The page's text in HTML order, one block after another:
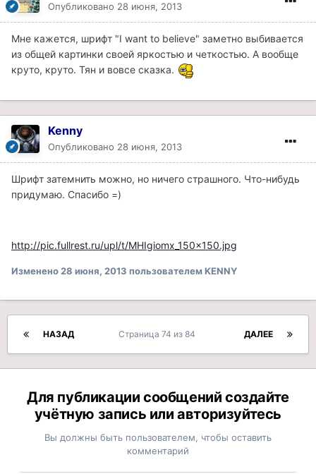
Опубликовано 28 июня, 2013
Мне кажется, шрифт "I want to believe" заметно выбивается
из общей картинки своей яркостью и четкостью. А вообще
круто, круто. Тян и вовсе сказка.
Kenny
Опубликовано 28 июня, 2013
Шрифт затемнить можно, но ничего страшного. Что-нибудь
придумаю. Спасибо =)
http://pic.fullrest.ru/upl/t/MHIgiomx_150x150.jpg
Изменено 28 июня, 2013 пользователем KENNY
НАЗАД ДАЛЕЕ
Страница 74 из 84
Для публикации сообщений создайте
учётную запись или авторизуйтесь
Вы должны быть пользователем, чтобы оставить
комментарий